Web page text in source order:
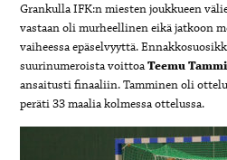
Grankulla IFK:n miesten joukkueen
vastaan oli murheellinen eikä jatkoon
vaiheessa epäselvyyttä.
suurinumeroista voittoaTeemu
ansaitusti finaaliin. Tamminen oli
peräti 33 maalia kolmessa ottelussa.